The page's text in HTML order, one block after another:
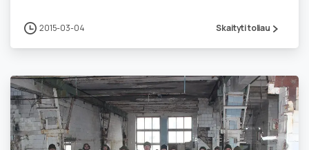
2015-03-04 Skaityti toliau